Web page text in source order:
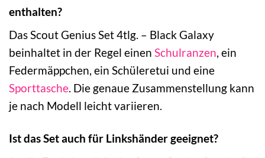
enthalten?
Das Scout Genius Set 4tlg. – Black Galaxy
beinhaltet in der Regel einen Schulranzen, ein
Federmäppchen, ein Schüleretui und eine
Sporttasche. Die genaue Zusammenstellung kann
je nach Modell leicht variieren.
Ist das Set auch für Linkshänder geeignet?